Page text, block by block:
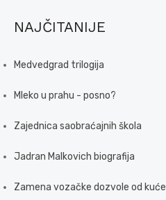
NAJČITANIJE
Medvedgrad trilogija
Mleko u prahu - posno?
Zajednica saobraćajnih škola
Jadran Malkovich biografija
Zamena vozačke dozvole od kuće